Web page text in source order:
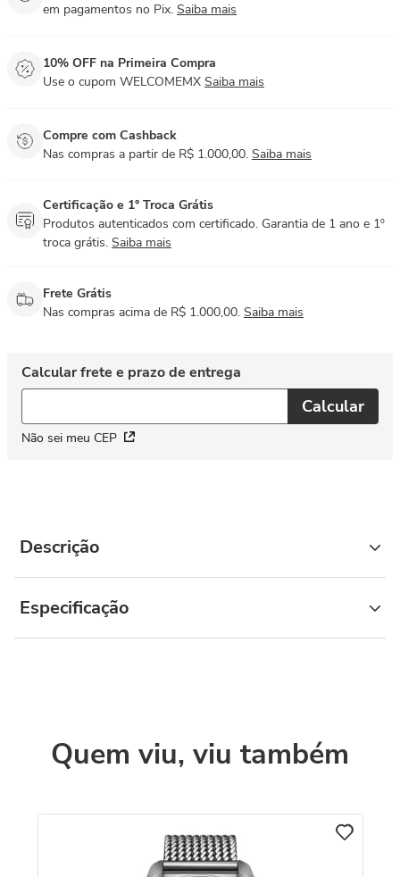
em pagamentos no Pix. Saiba mais
10% OFF na Primeira Compra
Use o cupom WELCOMEMX Saiba mais
Compre com Cashback
Nas compras a partir de R$ 1.000,00. Saiba mais
Certificação e 1° Troca Grátis
Produtos autenticados com certificado. Garantia de 1 ano e 1º
troca grátis. Saiba mais
Frete Grátis
Nas compras acima de R$ 1.000,00. Saiba mais
Não sei meu CEP
Descrição
Especificação
Quem viu, viu também